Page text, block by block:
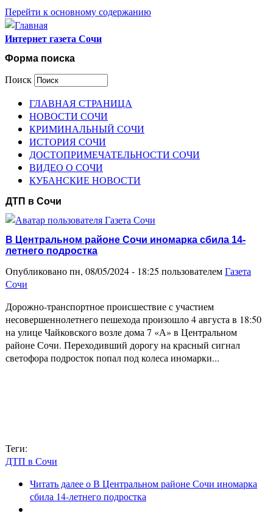
Перейти к основному содержанию
Интернет газета Сочи
Форма поиска
Поиск
ГЛАВНАЯ СТРАНИЦА
НОВОСТИ СОЧИ
КРИМИНАЛЬНЫЙ СОЧИ
ИСТОРИЯ СОЧИ
ДОСТОПРИМЕЧАТЕЛЬНОСТИ СОЧИ
ВИДЕО О СОЧИ
КУБАНСКИЕ НОВОСТИ
ДТП в Сочи
В Центральном районе Сочи иномарка сбила 14-
летнего подростка
Опубликовано пн, 08/05/2024 - 18:25 пользователемГазета
Сочи
Дорожно-транспортное происшествие с участием
несовершеннолетнего пешехода произошло 4 августа в 18:50
на улице Чайковского возле дома 7 «А» в Центральном
районе Сочи. Переходивший дорогу на красный сигнал
светофора подросток попал под колеса иномарки...
Теги:
ДТП в Сочи
Читать далеео В Центральном районе Сочи иномарка
сбила 14-летнего подростка